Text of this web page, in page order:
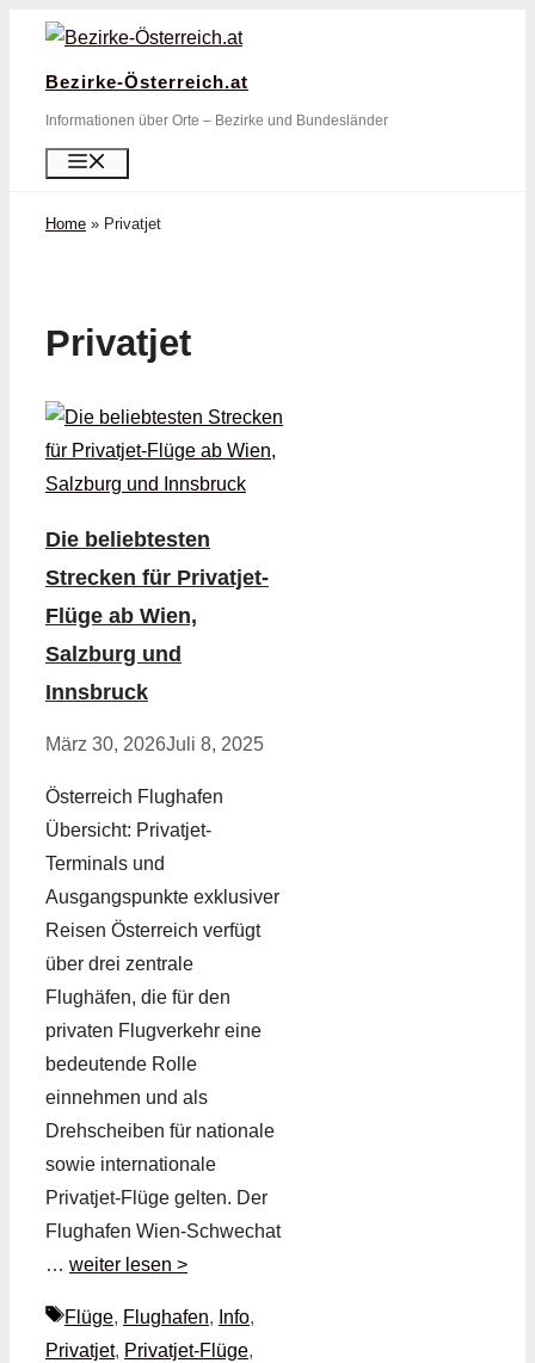
Zum
springen
Bezirke-Österreich.at
Informationen über Orte – Bezirke und Bundesländer
Home » Privatjet
Privatjet
Die beliebtesten
Strecken für Privatjet-
Flüge ab Wien,
Salzburg und
Innsbruck
März 30, 2026Juli 8, 2025
Österreich Flughafen
Übersicht: Privatjet-
Terminals und
Ausgangspunkte exklusiver
Reisen Österreich verfügt
über drei zentrale
Flughäfen, die für den
privaten Flugverkehr eine
bedeutende Rolle
einnehmen und als
Drehscheiben für nationale
sowie internationale
Privatjet-Flüge gelten. Der
Flughafen Wien-Schwechat
… weiter lesen >
Schlagwörter
Flüge, Flughafen, Info,
Privatjet, Privatjet-Flüge,